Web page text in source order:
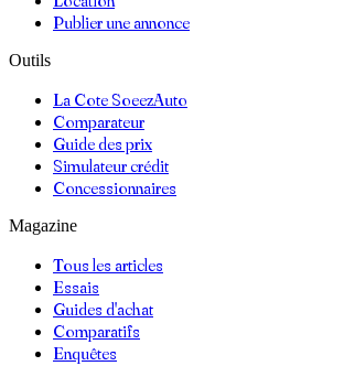
Publier une annonce
Outils
La Cote SoeezAuto
Comparateur
Guide des prix
Simulateur crédit
Concessionnaires
Magazine
Tous les articles
Essais
Guides d'achat
Comparatifs
Enquêtes